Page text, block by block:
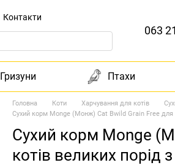
Контакти
063
Гризуни Птахи
Головна Коти Харчування для котів
Сухий корм Monge (Монж) Cat Bwild Grain Free для
Сухий корм Monge
котів великих порід